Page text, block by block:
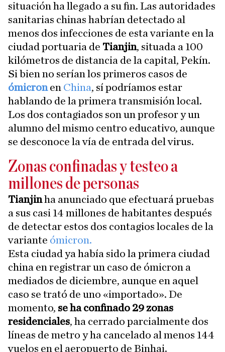
situación ha llegado a su fin. Las autoridades
sanitarias chinas habrían detectado al
menos dos infecciones de esta variante en la
ciudad portuaria de Tianjin, situada a 100
kilómetros de distancia de la capital, Pekín.
Si bien no serían los primeros casos de
ómicronen China, sí podríamos estar
hablando de la primera transmisión local.
Los dos contagiados son un profesor y un
alumno del mismo centro educativo, aunque
se desconoce la vía de entrada del virus.
Zonas confinadas y testeo a
millones de personas
Tianjinha anunciado que efectuará pruebas
a sus casi 14 millones de habitantes después
de detectar estos dos contagios locales de la
variante ómicron.
Esta ciudad ya había sido la primera ciudad
china en registrar un caso de ómicron a
mediados de diciembre, aunque en aquel
caso se trató de uno «importado». De
momento, se ha confinado 29 zonas
residenciales, ha cerrado parcialmente dos
líneas de metro y ha cancelado al menos 144
vuelos en el aeropuerto de Binhai.